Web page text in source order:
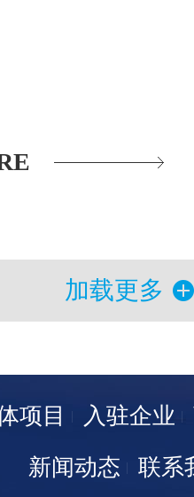
加载更多
项目 入驻企业
新闻动态
联系